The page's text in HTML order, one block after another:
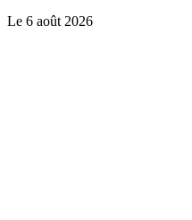
Le 6 août 2026